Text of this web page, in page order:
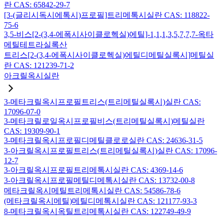
란 CAS: 65842-29-7
[3-(글리시독시에톡시)프로필]트리메톡시실란 CAS: 118822-
75-6
3,5-비스[2-(3,4-에폭시사이클로헥실)에틸]-1,1,1,3,5,7,7,7-옥타
메틸테트라실록산
트리스[2-(3,4-에폭시사이클로헥실)에틸디메틸실록시]메틸실
란 CAS: 121239-71-2
아크릴옥시실란
3-메타크릴옥시프로필트리스(트리메틸실록시)실란 CAS:
17096-07-0
3-메타크릴로일옥시프로필비스(트리메틸실록시)메틸실란
CAS: 19309-90-1
3-메타크릴옥시프로필디메틸클로로실란 CAS: 24636-31-5
3-아크릴옥시프로필트리스(트리메틸실록시)실란 CAS: 17096-
12-7
3-아크릴옥시프로필트리메톡시실란 CAS: 4369-14-6
3-아크릴옥시프로필메틸디메톡시실란 CAS: 13732-00-8
메타크릴옥시메틸트리메톡시실란 CAS: 54586-78-6
(메타크릴옥시메틸)메틸디메톡시실란 CAS: 121177-93-3
8-메타크릴옥시옥틸트리메톡시실란 CAS: 122749-49-9